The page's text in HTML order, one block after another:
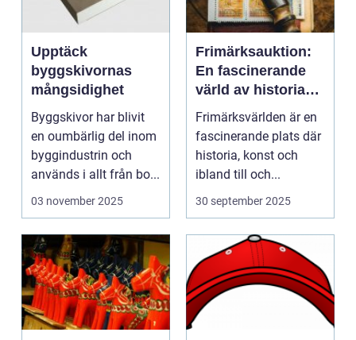
Upptäck
byggskivornas
mångsidighet
Byggskivor har blivit
en oumbärlig del inom
byggindustrin och
används i allt från bo...
03 november 2025
Frimärksauktion:
En fascinerande
värld av historia
och samlande
Frimärksvärlden är en
fascinerande plats där
historia, konst och
ibland till och...
30 september 2025